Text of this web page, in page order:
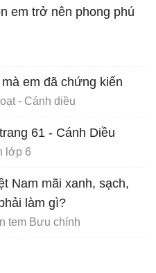
em trở nên phong phú
em đã chứng kiến
- Cánh diều
61 - Cánh Diều
lớp 6
Nam mãi xanh, sạch,
làm gì?
tem Bưu chính